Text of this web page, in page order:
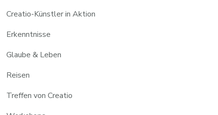
Creatio-Künstler in Aktion
Erkenntnisse
Glaube & Leben
Reisen
Treffen von Creatio